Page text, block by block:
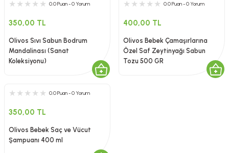
0.0 Puan - 0 Yorum
350,00 TL
Olivos Sıvı Sabun Bodrum
Mandalinası (Sanat
Koleksiyonu)
0.0 Puan - 0 Yorum
400,00 TL
Olivos Bebek Çamaşırlarına
Özel Saf Zeytinyağı Sabun
Tozu 500 GR
0.0 Puan - 0 Yorum
350,00 TL
Olivos Bebek Saç ve Vücut
Şampuanı 400 ml